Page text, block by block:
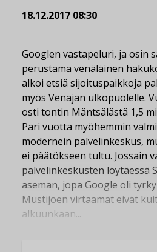
18.12.2017 08:30
Googlen vastapeluri, ja osin
perustama venäläinen
alkoi etsiä sijoituspaikkoja
myös Venäjän ulkopuolelle.
osti tontin Mäntsälästä 1,5
Pari vuotta myöhemmin
modernein palvelinkeskus,
ei päätökseen tultu. Jossain
palvelinkeskusten löytäessä
aseman, jopa Google oli
Mustijoen virtaamat eivät
alkuunkaan...